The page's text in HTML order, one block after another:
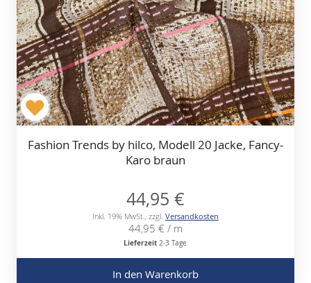
Fashion Trends by hilco, Modell 20 Jacke, Fancy-
Karo braun
44,95 €
Inkl. 19% MwSt. , zzgl. Versandkosten
44,95 € / m
Lieferzeit 2-3 Tage
In den Warenkorb